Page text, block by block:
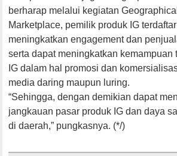
berharap melalui kegiatan
Marketplace, pemilik produk IG
meningkatkan engagement dan
serta dapat meningkatkan kemampuan
IG dalam hal promosi dan
media daring maupun luring.
“Sehingga, dengan demikian dapat
jangkauan pasar produk IG dan daya
di daerah,” pungkasnya. (*/)